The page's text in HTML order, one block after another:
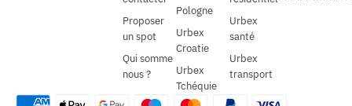
Proposer
un spot
Qui somme
nous ?
Pologne
Urbex
Croatie
Urbex
Tchéquie
Urbex
santé
Urbex
transport